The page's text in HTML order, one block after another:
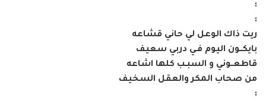
:
:
ريت ذاك الوعل لي حاني قشاعه
بايكــون اليوم فـي دربي سعيف
قاطعــوني و السبـب كلها اشاعه
من صحاب المكر والعقل السخيف
: